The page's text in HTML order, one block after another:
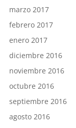
marzo 2017
febrero 2017
enero 2017
diciembre 2016
noviembre 2016
octubre 2016
septiembre 2016
agosto 2016